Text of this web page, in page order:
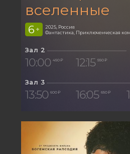
вселенные
6 +
2025, Россия
Фантастика, Приключенческая
Зал 2
10:00 450 ₽ 12:15 550 ₽
Зал 3
13:50 600 ₽ 16:05 650 ₽